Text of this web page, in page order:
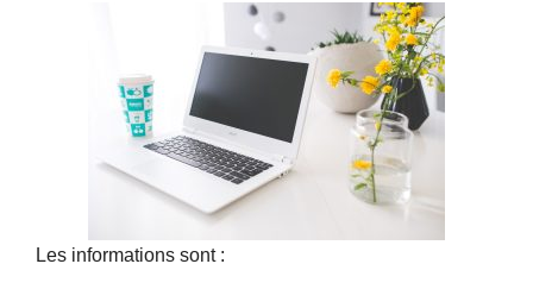
Les informations sont :